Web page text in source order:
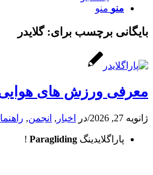
منو منو
بایگانی برچسب برای:گلایدر
معرفی ورزش های
ژانویه 27, 2026 /در اخبار , انجمن, راهنما
پاراگلایدینگ Paragliding
!